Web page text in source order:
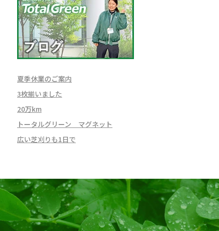
夏季休業のご案内
3枚揃いました
20万km
トータルグリーン マグネット
広い芝刈りも1日で